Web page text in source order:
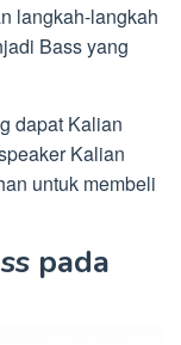
langkah-langkah
Bass yang
dapat Kalian
Kalian
untuk membeli
pada